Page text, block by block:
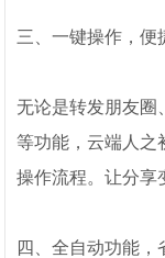
三、一键操作，便
无论是转发朋友圈
等功能，云端人之
操作流程。让分享
四、全自动功能，